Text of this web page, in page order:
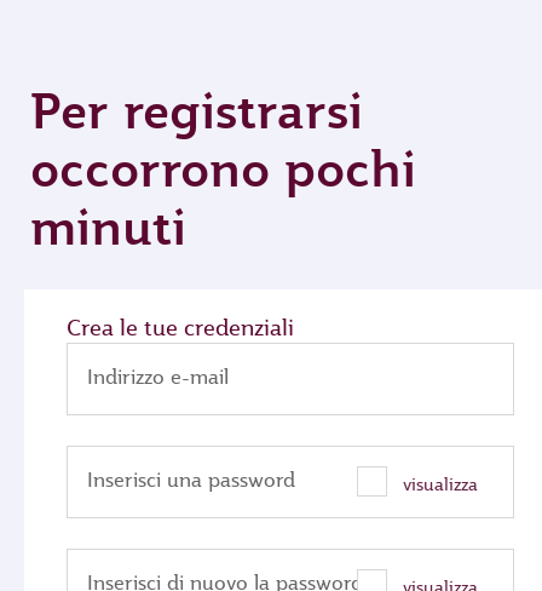
Per registrarsi
occorrono pochi
minuti
Crea le tue credenziali
Indirizzo e-mail
Inserisci una password visualizza
Inserisci di nuovo la password